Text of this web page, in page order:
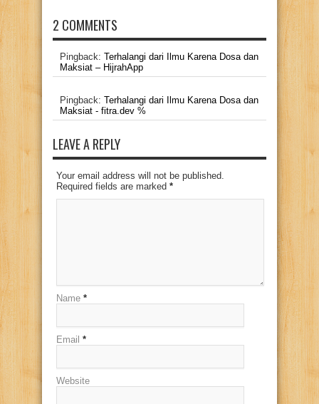
2 COMMENTS
Pingback: Terhalangi dari Ilmu Karena Dosa dan
Maksiat – HijrahApp
Pingback: Terhalangi dari Ilmu Karena Dosa dan
Maksiat - fitra.dev %
LEAVE A REPLY
Your email address will not be published.
Required fields are marked *
Name *
Email *
Website